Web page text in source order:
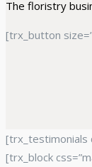
The floristry
[trx_button
[trx_testimonials
[trx_block